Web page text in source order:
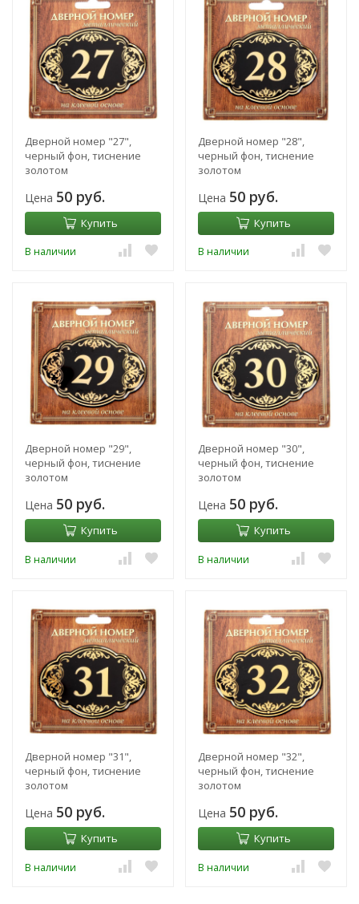
Дверной номер "27",
черный фон, тиснение
золотом
Цена 50 руб.
Купить
В наличии
Дверной номер "28",
черный фон, тиснение
золотом
Цена 50 руб.
Купить
В наличии
Дверной номер "29",
черный фон, тиснение
золотом
Цена 50 руб.
Купить
В наличии
Дверной номер "30",
черный фон, тиснение
золотом
Цена 50 руб.
Купить
В наличии
Дверной номер "31",
черный фон, тиснение
золотом
Цена 50 руб.
Купить
В наличии
Дверной номер "32",
черный фон, тиснение
золотом
Цена 50 руб.
Купить
В наличии